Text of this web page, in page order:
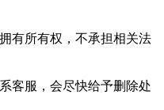
有所有权，不承担相关法
客服，会尽快给予删除处